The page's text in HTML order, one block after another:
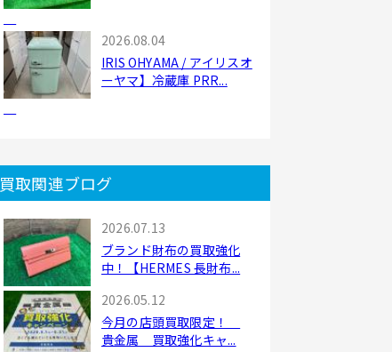
2026.08.04
IRIS OHYAMA / アイリスオ
ーヤマ】冷蔵庫 PRR...
買取関連ブログ
2026.07.13
ブランド財布の買取強化
中！【HERMES 長財布...
2026.05.12
今月の店頭買取限定！
貴金属 買取強化キャ...